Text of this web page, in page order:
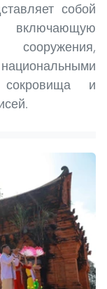
собой
включающую
сооружения,
сокровища и